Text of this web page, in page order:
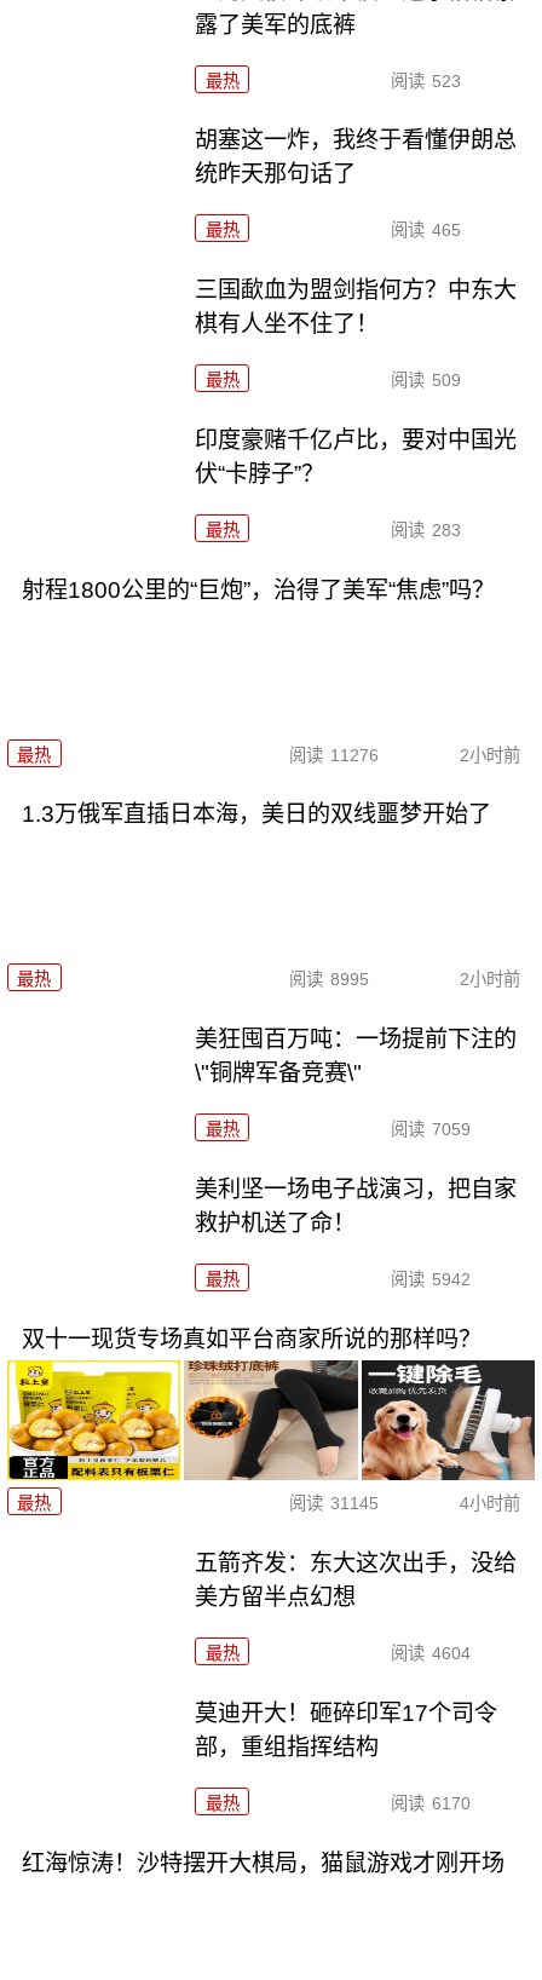
露了美军的底裤
最热 阅读 523
胡塞这一炸，我终于看懂伊朗总
统昨天那句话了
最热 阅读 465
三国歃血为盟剑指何方？中东大
棋有人坐不住了！
最热 阅读 509
印度豪赌千亿卢比，要对中国光
伏“卡脖子”？
最热 阅读 283
射程1800公里的“巨炮”，治得了美军“焦虑”吗？
最热 阅读 11276 2小时前
1.3万俄军直插日本海，美日的双线噩梦开始了
最热 阅读 8995 2小时前
美狂囤百万吨：一场提前下注的
\"铜牌军备竞赛\"
最热 阅读 7059
美利坚一场电子战演习，把自家
救护机送了命！
最热 阅读 5942
双十一现货专场真如平台商家所说的那样吗？
最热 阅读 31145 4小时前
五箭齐发：东大这次出手，没给
美方留半点幻想
最热 阅读 4604
莫迪开大！砸碎印军17个司令
部，重组指挥结构
最热 阅读 6170
红海惊涛！沙特摆开大棋局，猫鼠游戏才刚开场